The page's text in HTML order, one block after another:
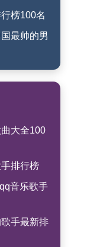
榜100名
最帅的男
大全100
排行榜
音乐歌手
手最新排